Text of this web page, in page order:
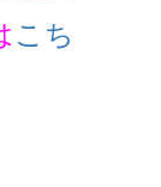
こち